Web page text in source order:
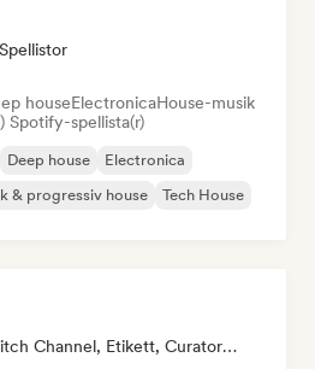
houseElectronicaHouse-musik
Spotify-spellista(r)
Deep house
Electronica
& progressiv house Tech House
Youtube/Twitch Channel, Etikett, Curator För Spellistor, Radiostation